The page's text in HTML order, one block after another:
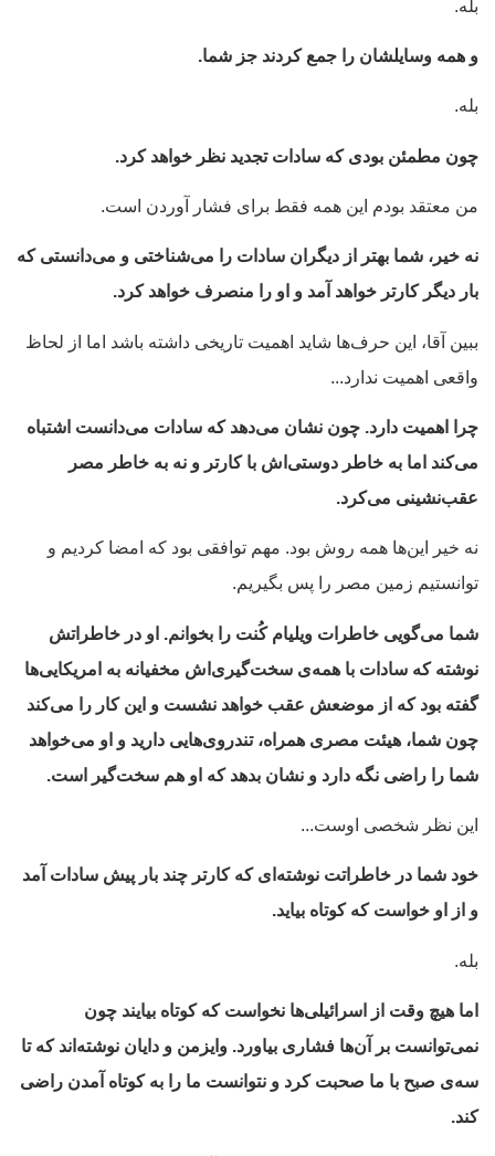
بله.
و همه وسایلشان را جمع کردند جز شما.
بله.
چون مطمئن بودی که سادات تجدید نظر خواهد کرد.
من معتقد بودم این همه فقط برای فشار آوردن است.
نه خیر، شما بهتر از دیگران سادات را می‌شناختی و می‌دانستی که
بار دیگر کارتر خواهد آمد و او را منصرف خواهد کرد.
ببین آقا، این حرف‌ها شاید اهمیت تاریخی داشته باشد اما از لحاظ
واقعی اهمیت ندارد...
چرا اهمیت دارد. چون نشان می‌دهد که سادات می‌دانست اشتباه
می‌کند اما به خاطر دوستی‌اش با کارتر و نه به خاطر مصر
عقب‌نشینی می‌کرد.
نه خیر این‌ها همه روش بود. مهم توافقی بود که امضا کردیم و
توانستیم زمین مصر را پس بگیریم.
شما می‌گویی خاطرات ویلیام کُنت را بخوانم. او در خاطراتش
نوشته که سادات با همه‌ی سخت‌گیری‌اش مخفیانه به امریکایی‌ها
گفته بود که از موضعش عقب خواهد نشست و این کار را می‌کند
چون شما، هیئت مصری همراه، تندروی‌هایی دارید و او می‌خواهد
شما را راضی نگه دارد و نشان بدهد که او هم سخت‌گیر است.
این نظر شخصی اوست...
خود شما در خاطراتت نوشته‌ای که کارتر چند بار پیش سادات آمد
و از او خواست که کوتاه بیاید.
بله.
اما هیچ وقت از اسرائیلی‌ها نخواست که کوتاه بیایند چون
نمی‌توانست بر آن‌ها فشاری بیاورد. وایزمن و دایان نوشته‌اند که تا
سه‌ی صبح با ما صحبت کرد و نتوانست ما را به کوتاه آمدن راضی
کند.